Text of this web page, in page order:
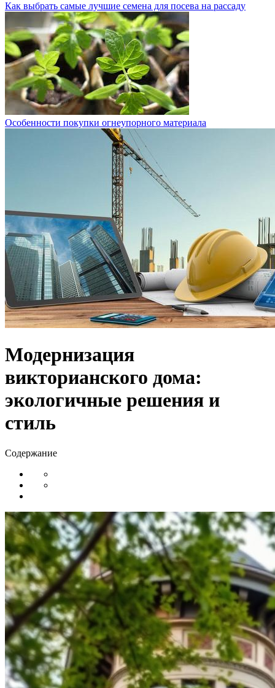
Как выбрать самые лучшие семена для посева на рассаду
Особенности покупки огнеупорного материала
Модернизация
викторианского дома:
экологичные решения и
стиль
Содержание